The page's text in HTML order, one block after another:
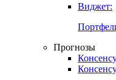
Виджет:
Прогнозы